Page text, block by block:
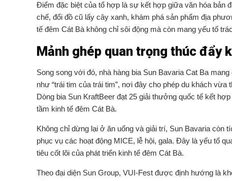
Điểm đặc biệt của tổ hợp là sự kết hợp giữa văn hóa bản
chế, đổi đồ cũ lấy cây xanh, khám phá sản phẩm địa
tế đêm Cát Bà không chỉ sôi động mà còn mang yếu tố
Mảnh ghép quan trọng thúc đẩy
Song song với đó, nhà hàng bia Sun Bavaria Cat Ba
như “trái tim của trái tim”, nơi đây cho phép du khách
Dòng bia Sun KraftBeer đạt 25 giải thưởng quốc tế kết
tầm kinh tế đêm Cát Bà.
Không chỉ dừng lại ở ăn uống và giải trí, Sun Bavaria còn
phục vụ các hoạt động MICE, lễ hội, gala. Đây là yếu tố
tiêu cốt lõi của phát triển kinh tế đêm Cát Bà.
Theo đại diện Sun Group, VUI-Fest được định hướng là